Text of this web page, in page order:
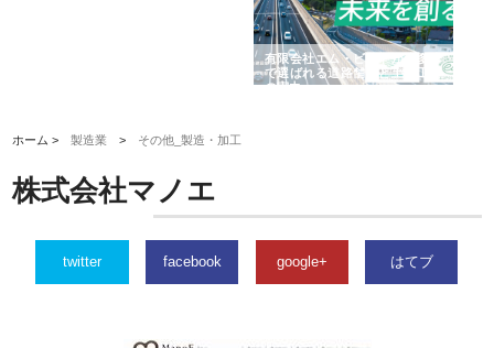
有限会社エム・ビルドが南多摩
で選ばれる道路舗装と土木工事
の実力
ホーム >製造業 > その他_製造・加工
株式会社マノエ
twitter facebook google+ はてブ